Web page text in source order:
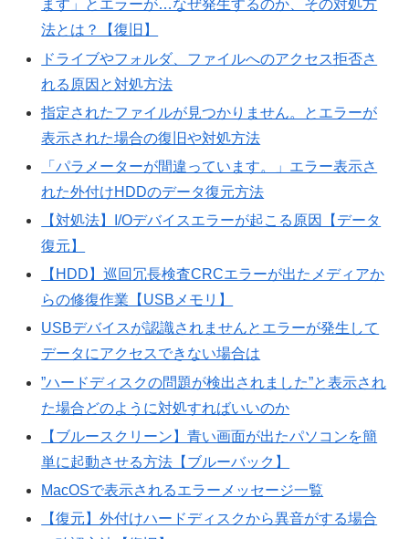
ます」とエラーが…なぜ発生するのか、その対処方
法とは？【復旧】
ドライブやフォルダ、ファイルへのアクセス拒否さ
れる原因と対処方法
指定されたファイルが見つかりません。とエラーが
表示された場合の復旧や対処方法
「パラメーターが間違っています。」エラー表示さ
れた外付けHDDのデータ復元方法
【対処法】I/Oデバイスエラーが起こる原因【データ
復元】
【HDD】巡回冗長検査CRCエラーが出たメディアか
らの修復作業【USBメモリ】
USBデバイスが認識されませんとエラーが発生して
データにアクセスできない場合は
”ハードディスクの問題が検出されました”と表示され
た場合どのように対処すればいいのか
【ブルースクリーン】青い画面が出たパソコンを簡
単に起動させる方法【ブルーバック】
MacOSで表示されるエラーメッセージ一覧
【復元】外付けハードディスクから異音がする場合